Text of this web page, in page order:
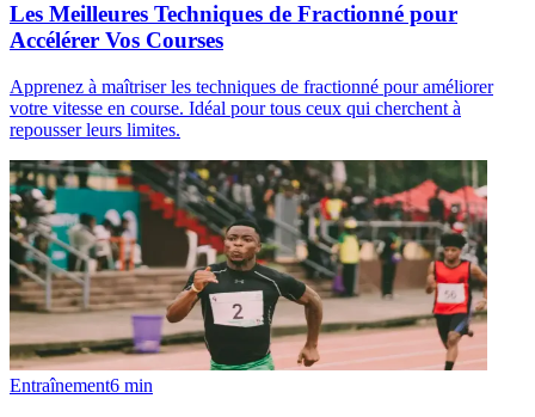
Les Meilleures Techniques de Fractionné pour
Accélérer Vos Courses
Apprenez à maîtriser les techniques de fractionné pour améliorer
votre vitesse en course. Idéal pour tous ceux qui cherchent à
repousser leurs limites.
Entraînement6 min